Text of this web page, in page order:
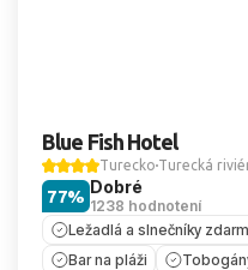
Blue Fish Hotel
Turecko Turecká
Dobré
1238 hodnotení
77%
Ležadlá a slnečníky
Bar na pláži